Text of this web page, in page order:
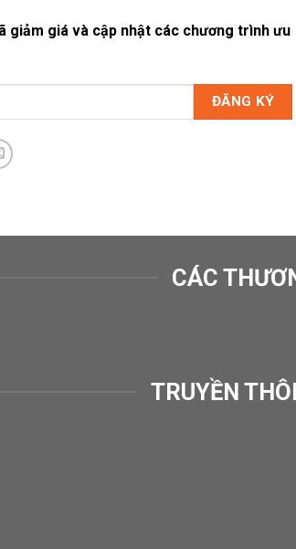
giảm giá và cập nhật các chương trình ưu
CÁC
TRUYỀN